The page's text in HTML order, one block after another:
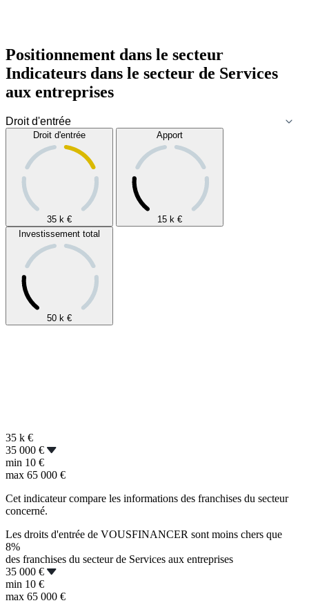
Positionnement dans le secteur
Indicateurs dans le secteur de Services
aux entreprises
Droit d'entrée
35 k €
Apport
15 k €
Investissement total
50 k €
35 k €
35 000 €
min 10 €
max 65 000 €
Cet indicateur compare les informations des franchises du secteur
concerné.
Les droits d'entrée de VOUSFINANCER sont moins chers que
8%
des franchises du secteur de Services aux entreprises
35 000 €
min 10 €
max 65 000 €